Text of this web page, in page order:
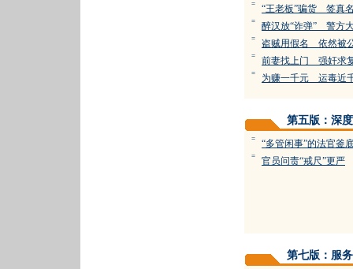
= “王老板”骗货 签真
= 醉汉放“诈弹” 警方
= 盗贼用假名 依然被
= 前妻找上门 强奸求
= 为赚一千元 运毒近
第五版：深度
= “多管闲事”的法官釜
= 官员问责“戒尺”更严
第七版：服务